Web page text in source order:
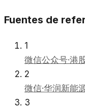
Fuentes de
1
微信公众号·港
2
微信·华润新能
3